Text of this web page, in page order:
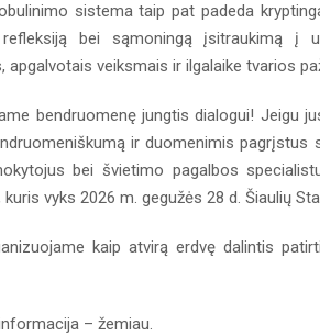
sistema taip pat padeda
bei sąmoningą įsitraukimą į
apgalvotais veiksmais ir ilgalaike tvarios
bendruomenę jungtis dialogui! Jeigu
ir duomenimis
bei švietimo pagalbos
kuris vyks 2026 m. gegužės 28 d. Šiaulių
kaip atvirą erdvę dalintis
– žemiau.